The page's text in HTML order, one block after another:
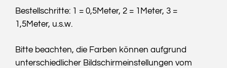
Bestellschritte: 1 = 0,5Meter, 2 = 1Meter, 3 =
1,5Meter, u.s.w.
Bitte beachten, die Farben können aufgrund
unterschiedlicher Bildschirmeinstellungen vom